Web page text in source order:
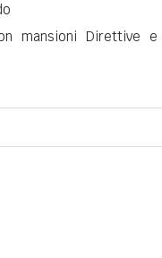
mansioni Direttive